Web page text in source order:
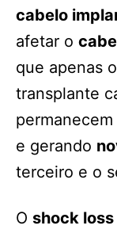
cabelo
afetar o
que apenas
transplante
e gerando
terceiro e o
O shock